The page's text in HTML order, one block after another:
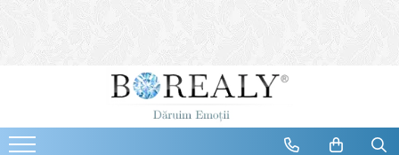
Bijuterii
Cercei